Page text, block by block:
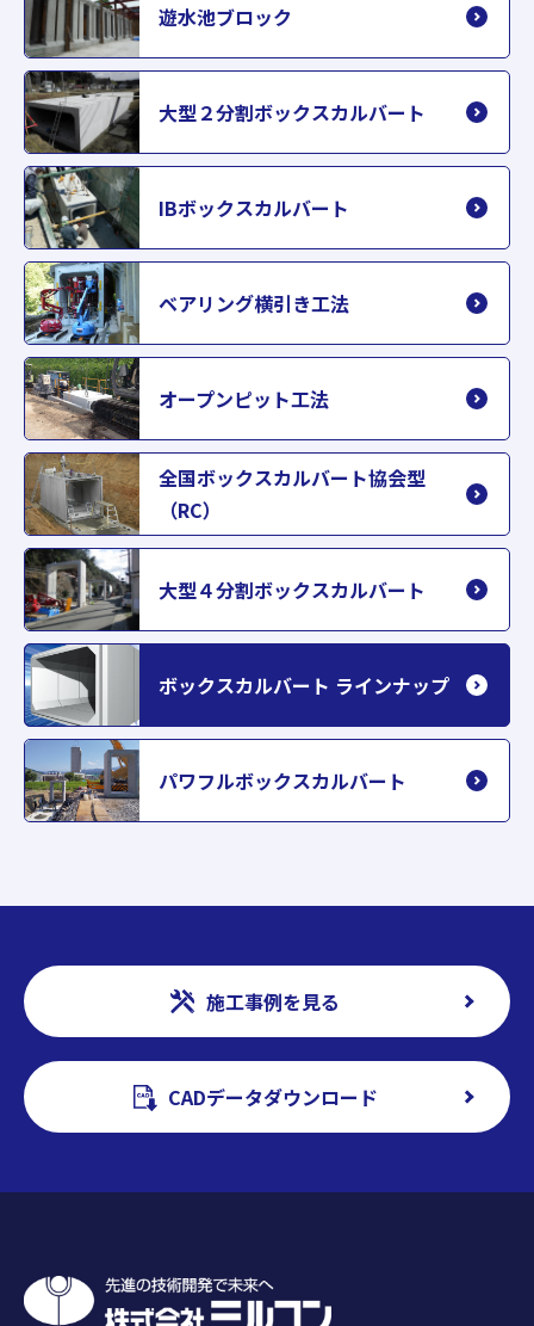
遊水池ブロック
大型２分割ボックスカルバート
IBボックスカルバート
ベアリング横引き工法
オープンピット工法
全国ボックスカルバート協会型
（RC）
大型４分割ボックスカルバート
ボックスカルバート ラインナップ
パワフルボックスカルバート
施工事例を見る
CADデータダウンロード